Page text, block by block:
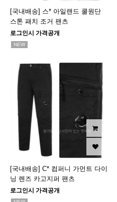
[국내배송] 스* 아일랜드 쿨원단
스톤 패치 조거 팬츠
로그인시 가격공개
NEW
[국내배송] C* 컴퍼니 가먼트 다이
닝 렌즈 카고지퍼 팬츠
로그인시 가격공개